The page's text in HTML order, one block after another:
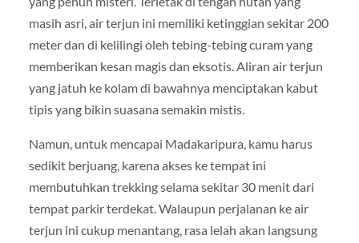
masih asri, air terjun ini memiliki ketinggian sekitar 200
meter dan di kelilingi oleh tebing-tebing curam yang
memberikan kesan magis dan eksotis. Aliran air terjun
yang jatuh ke kolam di bawahnya menciptakan kabut
tipis yang bikin suasana semakin mistis.
Namun, untuk mencapai Madakaripura, kamu harus
sedikit berjuang, karena akses ke tempat ini
membutuhkan trekking selama sekitar 30 menit dari
tempat parkir terdekat. Walaupun perjalanan ke air
terjun ini cukup menantang, rasa lelah akan langsung